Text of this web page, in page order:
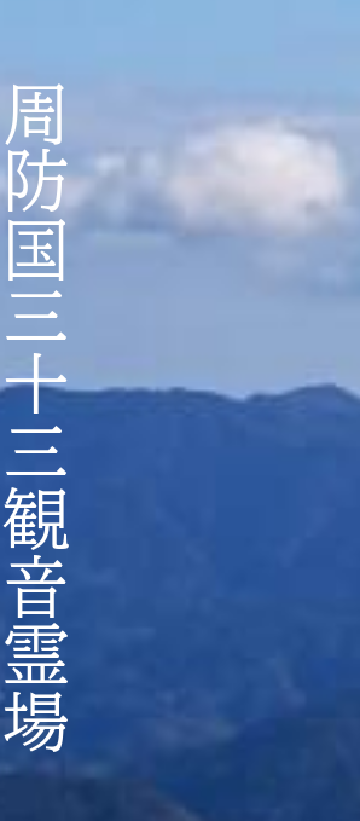
周防国三十三観音霊場